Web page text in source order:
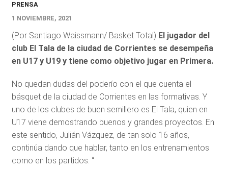
PRENSA
1 NOVIEMBRE, 2021
(Por Santiago Waissmann/ Basket Total) El jugador del
club El Tala de la ciudad de Corrientes se desempeña
en U17 y U19 y tiene como objetivo jugar en Primera.
No quedan dudas del poderío con el que cuenta el
básquet de la ciudad de Corrientes en las formativas. Y
uno de los clubes de buen semillero es El Tala, quien en
U17 viene demostrando buenos y grandes proyectos. En
este sentido, Julián Vázquez, de tan solo 16 años,
continúa dando que hablar, tanto en los entrenamientos
como en los partidos. “